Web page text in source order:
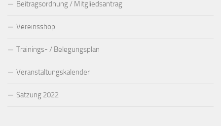
Beitragsordnung / Mitgliedsantrag
Vereinsshop
Trainings- / Belegungsplan
Veranstaltungskalender
Satzung 2022